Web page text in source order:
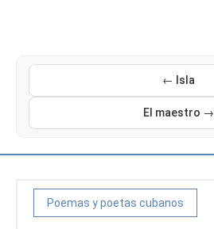
← Isla
El maestro →
Poemas y poetas cubanos